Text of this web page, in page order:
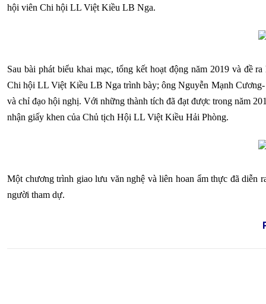
hội viên Chi hội LL Việt Kiều LB Nga.
Sau bài phát biểu khai mạc, tổng kết hoạt động năm 2019 và đề
Chi hội LL Việt Kiều LB Nga trình bày; ông Nguyễn Mạnh
và chỉ đạo hội nghị. Với những thành tích đã đạt được trong năm
nhận giấy khen của Chủ tịch Hội LL Việt Kiều Hải Phòng.
Một chương trình giao lưu văn nghệ và liên hoan ẩm thực đã diễn
người tham dự.